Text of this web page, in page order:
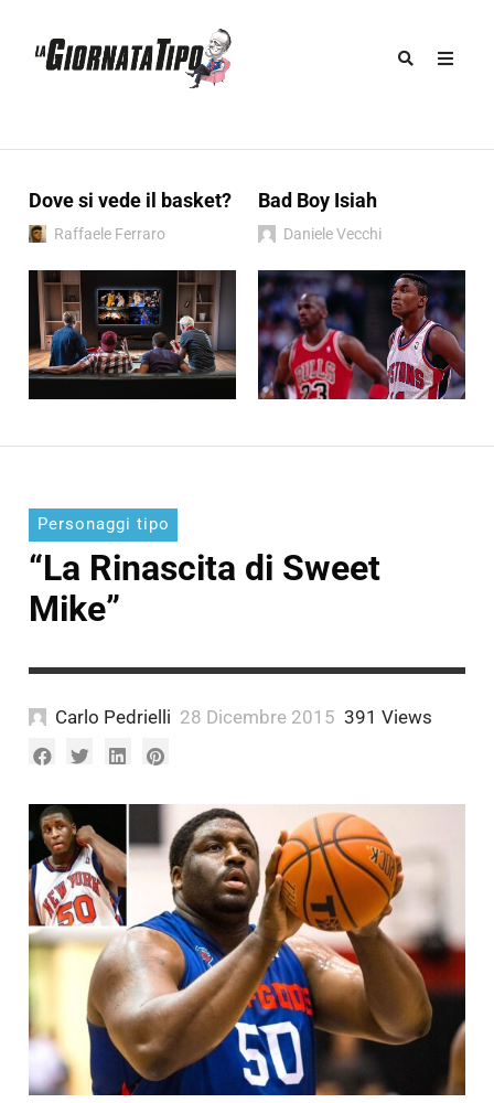
Dove si vede il basket?
Raffaele Ferraro
Bad Boy Isiah
Daniele Vecchi
Personaggi tipo
“La Rinascita di Sweet
Mike”
Carlo Pedrielli 28 Dicembre 2015 391 Views